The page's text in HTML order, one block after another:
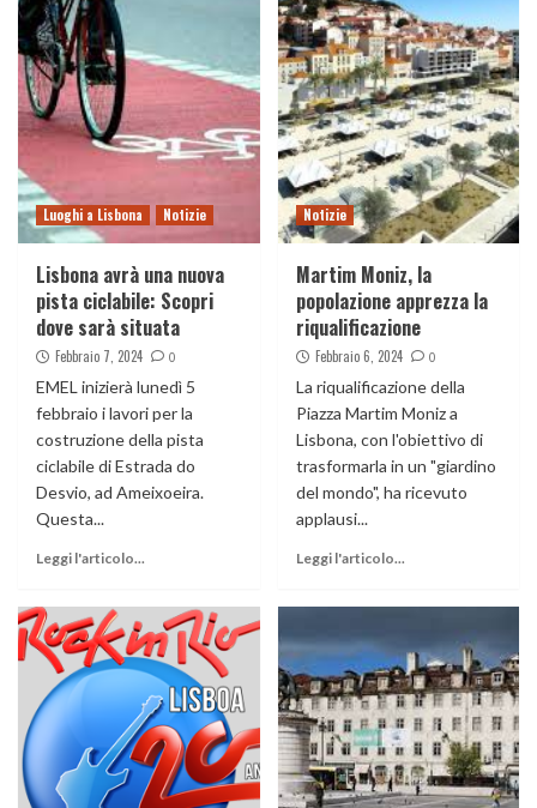
Luoghi a Lisbona Notizie
Lisbona avrà una nuova
pista ciclabile: Scopri
dove sarà situata
Febbraio 7, 2024 0
EMEL inizierà lunedì 5
febbraio i lavori per la
costruzione della pista
ciclabile di Estrada do
Desvio, ad Ameixoeira.
Questa...
Leggi l'articolo...
Notizie
Martim Moniz, la
popolazione apprezza la
riqualificazione
Febbraio 6, 2024 0
La riqualificazione della
Piazza Martim Moniz a
Lisbona, con l'obiettivo di
trasformarla in un "giardino
del mondo", ha ricevuto
applausi...
Leggi l'articolo...